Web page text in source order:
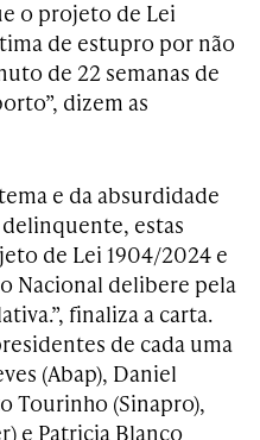
o projeto de Lei
de estupro por não
de 22 semanas de
dizem as
e da absurdidade
estas
de Lei 1904/2024 e
Nacional delibere pela
finaliza a carta.
de cada uma
(Abap), Daniel
Tourinho (Sinapro),
e Patricia Blanco